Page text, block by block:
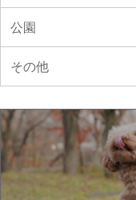
公園
その他